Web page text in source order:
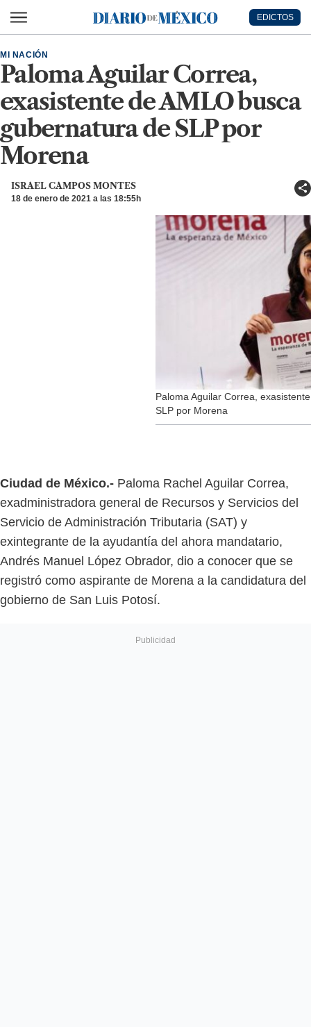
Diario de México
EDICTOS
Paloma Aguilar Correa,
exasistente de AMLO busca
gubernatura de SLP por
Morena
MI NACIÓN
ISRAEL CAMPOS MONTES
18 de enero de 2021 a las 18:55h
Paloma Aguilar Correa,
SLP por Morena
Ciudad de México.- Paloma Rachel Aguilar Correa,
exadministradora general de Recursos y Servicios del
Servicio de Administración Tributaria (SAT) y
exintegrante de la ayudantía del ahora mandatario,
Andrés Manuel López Obrador, dio a conocer que se
registró como aspirante de Morena a la candidatura del
gobierno de San Luis Potosí.